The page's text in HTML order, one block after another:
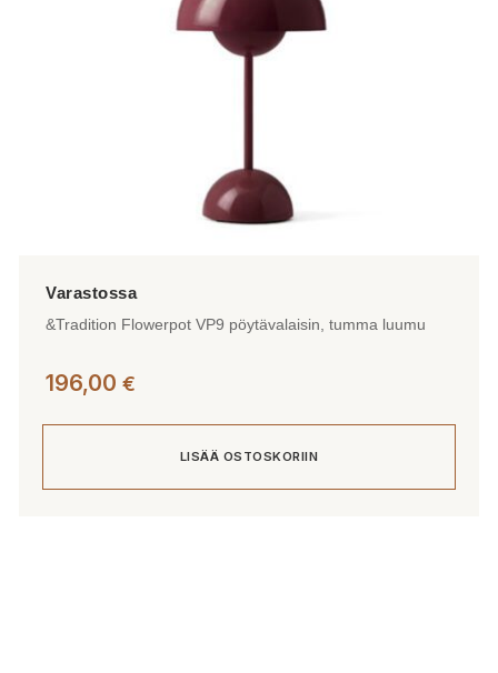
&Tradition Flowerpot VP9 pöytävalaisin, tumma luumu
196,00 €
LISÄÄ OSTOSKORIIN